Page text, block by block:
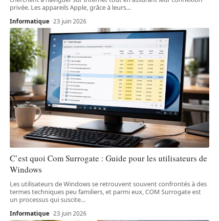
privée. Les appareils Apple, grâce à leurs…
Informatique 23 juin 2026
C’est quoi Com Surrogate : Guide pour les utilisateurs de
Windows
Les utilisateurs de Windows se retrouvent souvent confrontés à des
termes techniques peu familiers, et parmi eux, COM Surrogate est
un processus qui suscite…
Informatique 23 juin 2026